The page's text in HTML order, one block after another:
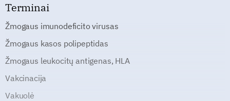
Terminai
Žmogaus imunodeficito virusas
Žmogaus kasos polipeptidas
Žmogaus leukocitų antigenas, HLA
Vakcinacija
Vakuolė